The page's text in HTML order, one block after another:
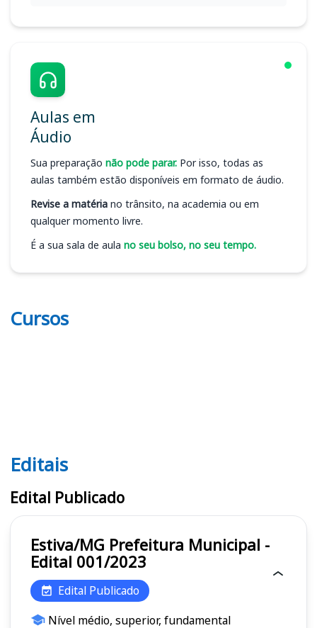
Aulas em
Áudio
Sua preparação não pode parar. Por isso, todas as
aulas também estão disponíveis em formato de áudio.
Revise a matéria no trânsito, na academia ou em
qualquer momento livre.
É a sua sala de aula no seu bolso, no seu tempo.
Cursos
Editais
Editais
Edital Publicado
Estiva/MG Prefeitura Municipal -
Edital 001/2023
Edital Publicado
Nível médio, superior, fundamental